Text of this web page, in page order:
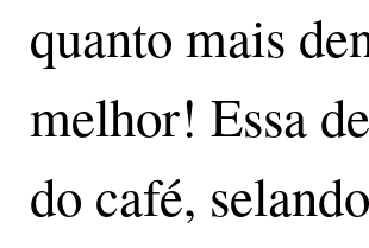
quanto mais
melhor! Essa
do café,